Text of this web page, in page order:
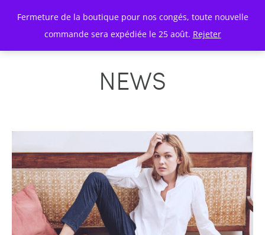
Fermeture de la boutique pour nos congés, toute nouvelle
commande sera expédiée le 25 août. Rejeter
NEWS